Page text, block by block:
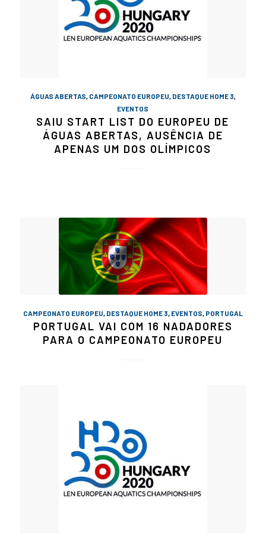
ÁGUAS ABERTAS CAMPEONATO EUROPEU DESTAQUE HOME 3
EVENTOS
SAIU START LIST DO EUROPEU DE
ÁGUAS ABERTAS, AUSÊNCIA DE
APENAS UM DOS OLÍMPICOS
CAMPEONATO EUROPEU DESTAQUE HOME 3 EVENTOS PORTUGAL
PORTUGAL VAI COM 16 NADADORES
PARA O CAMPEONATO EUROPEU